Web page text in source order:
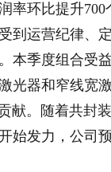
率环比提升700
到运营纪律、
本季度组合受
光器和窄线宽
献。随着共封
始发力，公司